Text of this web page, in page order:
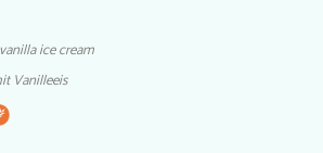
ice cream
Vanilleeis